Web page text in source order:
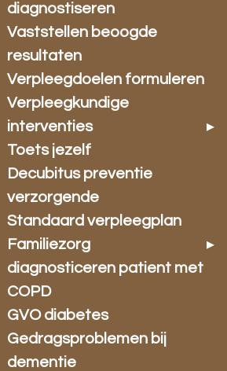
diagnostiseren
Vaststellen beoogde
resultaten
Verpleegdoelen formuleren
Verpleegkundige
interventies
Toets jezelf
Decubitus preventie
verzorgende
Standaard verpleegplan
Familiezorg
diagnosticeren patient met
COPD
GVO diabetes
Gedragsproblemen bij
dementie